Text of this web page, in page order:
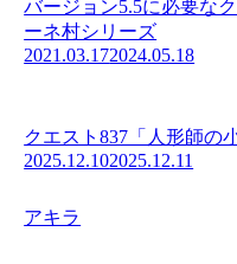
バージョン5.5に必要な
ーネ村シリーズ
2021.03.172024.05.18
クエスト837「人形師の
2025.12.102025.12.11
アキラ